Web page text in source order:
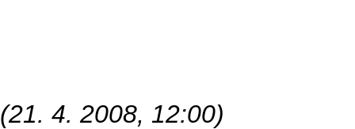
(21. 4. 2008, 12:00)